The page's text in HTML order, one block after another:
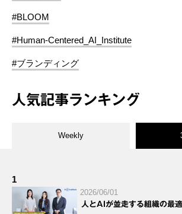
#BLOOM
#Human-Centered_AI_Institute
#ブランディング
人気記事ランキング
Weekly
1
2026/06/01
人とAIが並走する組織の最